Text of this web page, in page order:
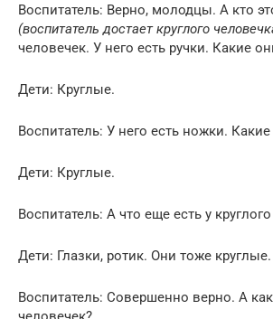
Воспитатель: Верно, молодцы. А кто
(воспитатель достает круглого
человечек. У него есть ручки. Какие
Дети: Круглые.
Воспитатель: У него есть ножки.
Дети: Круглые.
Воспитатель: А что еще есть у
Дети: Глазки, ротик. Они тоже круглые.
Воспитатель: Совершенно верно. А